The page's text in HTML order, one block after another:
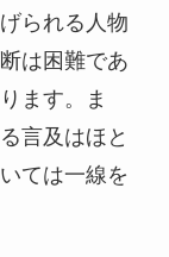
られる人物
は困難であ
ます。ま
言及はほと
ては一線を